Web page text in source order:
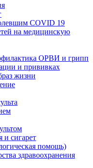
COVID 19
на медицинскую
ОРВИ и грипп
и прививках
жизни
и сигарет
помощь)
здравоохранения